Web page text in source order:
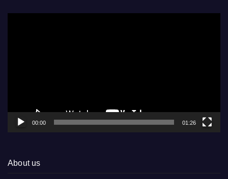
00:00 01:26
About us